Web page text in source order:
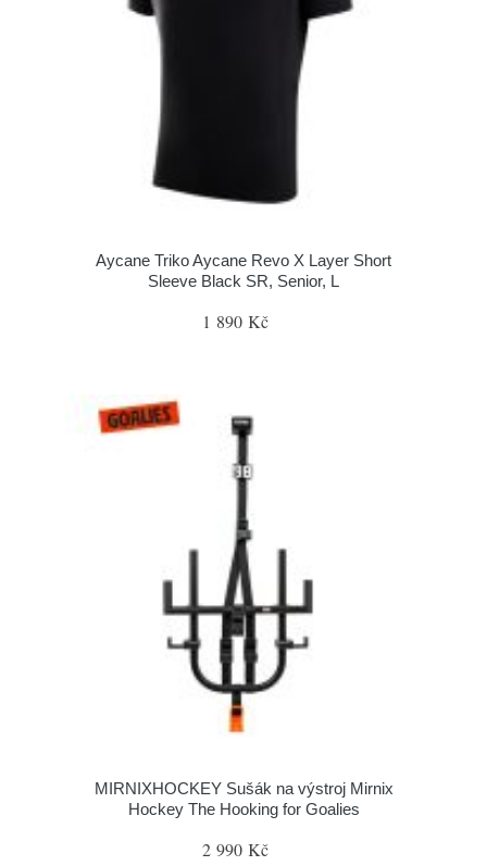
Aycane Triko Aycane Revo X Layer Short
Sleeve Black SR, Senior, L
1 890 Kč
MIRNIXHOCKEY Sušák na výstroj Mirnix
Hockey The Hooking for Goalies
2 990 Kč